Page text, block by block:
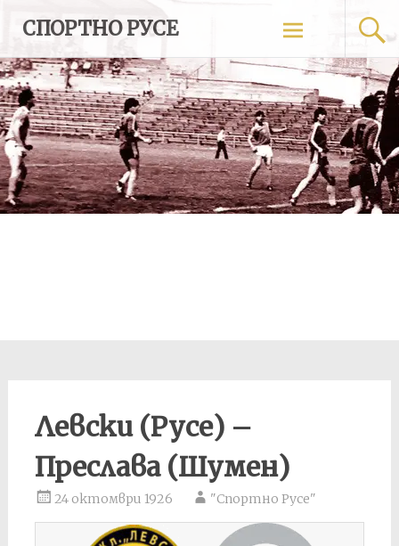
content
СПОРТНО РУСЕ
Левски (Русе) –
Преслава (Шумен)
24 октомври 1926 "Спортно Русе"